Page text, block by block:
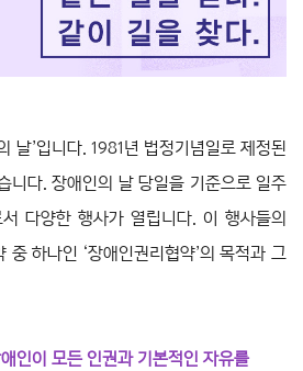
날’입니다. 1981년 법정기념일로 제정된
니다. 장애인의 날 당일을 기준으로 일주
서 다양한 행사가 열립니다. 이 행사들의
중 하나인 ‘장애인권리협약’의 목적과 그
인이 모든 인권과 기본적인 자유를